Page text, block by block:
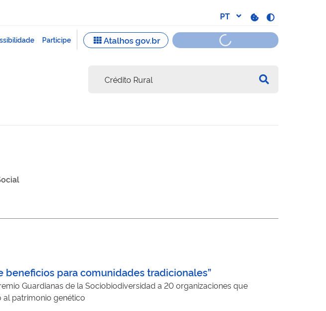
beneficios para comunidades tradicionales”
Guardianas de la Sociobiodiversidad a 20 organizaciones que
patrimonio genético